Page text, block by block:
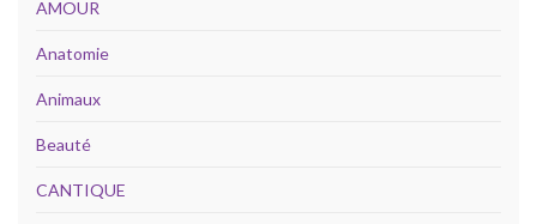
AMOUR
Anatomie
Animaux
Beauté
CANTIQUE